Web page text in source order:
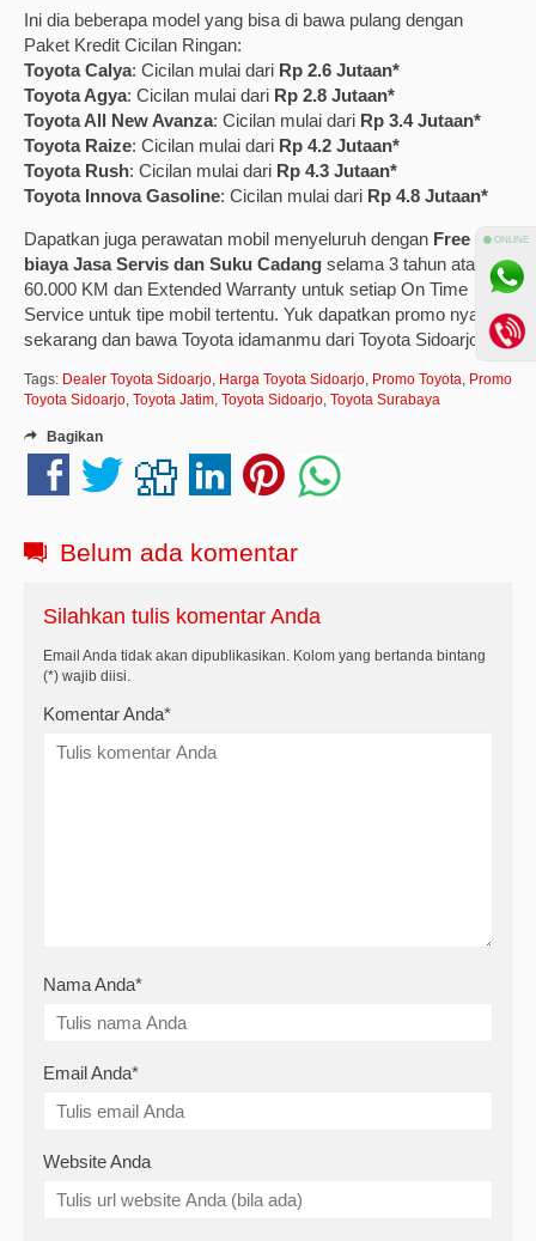
Ini dia beberapa model yang bisa di bawa pulang dengan
Paket Kredit Cicilan Ringan:
Toyota Calya: Cicilan mulai dari Rp 2.6 Jutaan*
Toyota Agya: Cicilan mulai dari Rp 2.8 Jutaan*
Toyota All New Avanza: Cicilan mulai dari Rp 3.4 Jutaan*
Toyota Raize: Cicilan mulai dari Rp 4.2 Jutaan*
Toyota Rush: Cicilan mulai dari Rp 4.3 Jutaan*
Toyota Innova Gasoline: Cicilan mulai dari Rp 4.8 Jutaan*
Dapatkan juga perawatan mobil menyeluruh dengan Free
biaya Jasa Servis dan Suku Cadang selama 3 tahun atau
60.000 KM dan Extended Warranty untuk setiap On Time
Service untuk tipe mobil tertentu. Yuk dapatkan promo nya
sekarang dan bawa Toyota idamanmu dari Toyota Sidoarjo
Tags: Dealer Toyota Sidoarjo, Harga Toyota Sidoarjo, Promo Toyota, Promo
Toyota Sidoarjo, Toyota Jatim, Toyota Sidoarjo, Toyota Surabaya
Bagikan
Belum ada komentar
Silahkan tulis komentar Anda
Email Anda tidak akan dipublikasikan. Kolom yang bertanda bintang
(*) wajib diisi.
Komentar Anda*
Nama Anda*
Email Anda*
Website Anda
⚫ ONLINE